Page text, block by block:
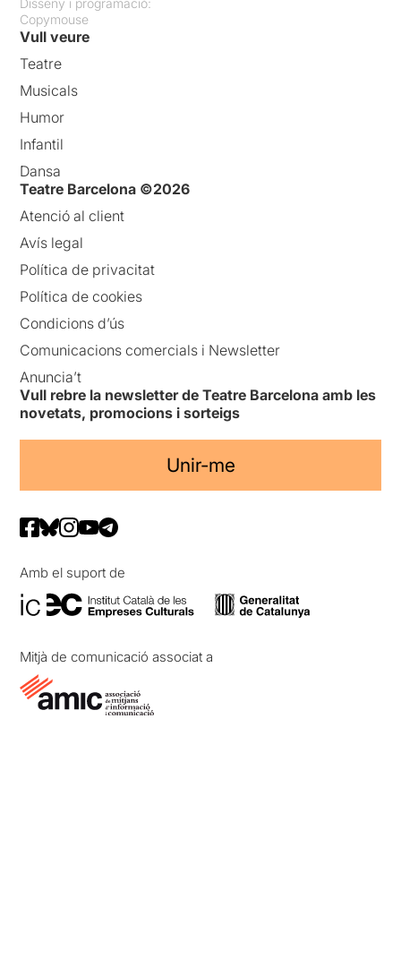
Disseny i programació:
Copymouse
Vull veure
Teatre
Musicals
Humor
Infantil
Dansa
Teatre Barcelona ©2026
Atenció al client
Avís legal
Política de privacitat
Política de cookies
Condicions d’ús
Comunicacions comercials i Newsletter
Anuncia’t
Vull rebre la newsletter de Teatre Barcelona amb les
novetats, promocions i sorteigs
Unir-me
Amb el suport de
Mitjà de comunicació associat a